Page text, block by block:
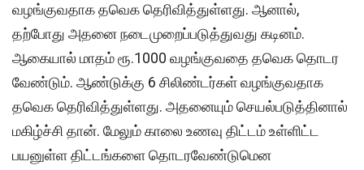
வழங்குவதாக தவெக தெரிவித்துள்ளது. ஆனால்,
தற்போது அதனை நடைமுறைப்படுத்துவது கடினம்.
ஆகையால் மாதம் ரூ.1000 வழங்குவதை தவெக தொடர
வேண்டும். ஆண்டுக்கு 6 சிலிண்டர்கள் வழங்குவதாக
தவெக தெரிவித்துள்ளது. அதனையும் செயல்படுத்தினால்
மகிழ்ச்சி தான். மேலும் காலை உணவு திட்டம் உள்ளிட்ட
பயனுள்ள திட்டங்களை தொடரவேண்டுமென